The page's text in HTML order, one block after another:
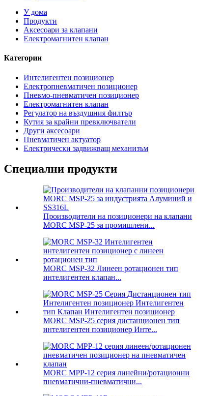
У дома
Продукти
Аксесоари за клапани
Електромагнитен клапан
Категории
Интелигентен позиционер
Електропневматичен позиционер
Пневмо-пневматичен позиционер
Електромагнитен клапан
Регулатор на въздушния филтър
Кутия за крайни превключватели
Други аксесоари
Пневматичен актуатор
Електрически задвижващ механизъм
Специални продукти
Производители на позиционери на клапани
MORC MSP-25 за промишлени...
MORC MSP-32 Линеен ротационен тип
интелигентен клапан...
MORC MSP-25 серия дистанционен тип
интелигентен позиционер Инте...
MORC MPP-12 серия линейни/ротационни
пневматични-пневматични...